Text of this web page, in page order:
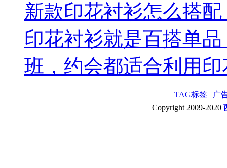
新款印花衬衫怎么搭
印花衬衫就是百搭单
班，约会都适合利用
TAG标签 | 广
Copyright 2009-2020